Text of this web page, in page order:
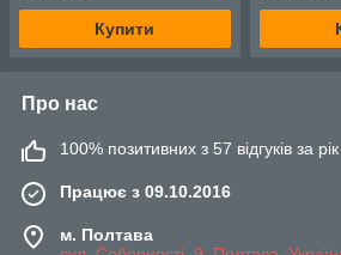
Купити
Про нас
100% позитивних з 57 відгуків за рік
Працює з 09.10.2016
м. Полтава